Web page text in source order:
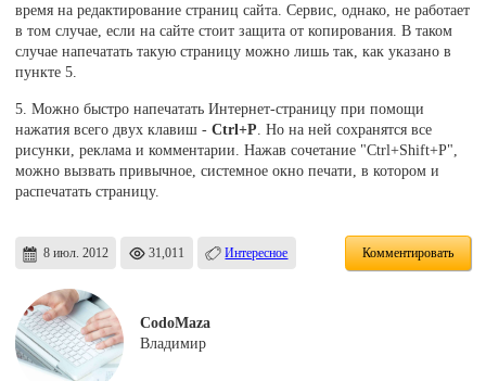
время на редактирование страниц сайта. Сервис, однако, не работает
в том случае, если на сайте стоит защита от копирования. В таком
случае напечатать такую страницу можно лишь так, как указано в
пункте 5.
5. Можно быстро напечатать Интернет-страницу при помощи
нажатия всего двух клавиш -Ctrl+P . Но на ней сохранятся все
рисунки, реклама и комментарии. Нажав сочетание "Ctrl+Shift+P",
можно вызвать привычное, системное окно печати, в котором и
распечатать страницу.
8 июл. 2012 31,011 Интересное Комментировать
CodoMaza
Владимир